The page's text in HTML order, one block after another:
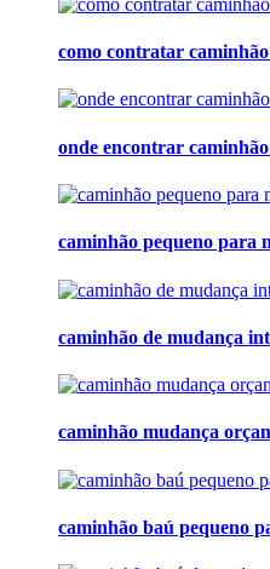
como contratar
onde encontrar
caminhão pequeno para
caminhão de mudança
caminhão mudança
caminhão baú pequeno